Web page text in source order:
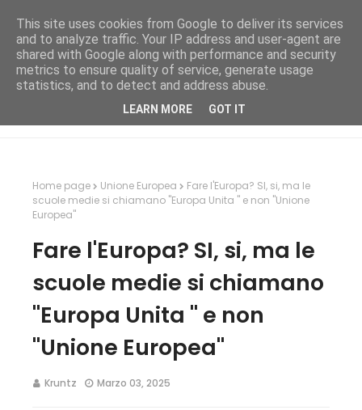
Home page Unione Europea
Fare l'Europa? SI, si, ma le
scuole medie si chiamano "Europa Unita " e non "Unione
Europea"
Fare l'Europa? SI, si, ma le
scuole medie si chiamano
"Europa Unita " e non
"Unione Europea"
Kruntz Marzo 03, 2025
This site uses cookies from Google to deliver its services
and to analyze traffic. Your IP address and user-agent are
shared with Google along with performance and security
metrics to ensure quality of service, generate usage
statistics, and to detect and address abuse.
LEARN MORE GOT IT